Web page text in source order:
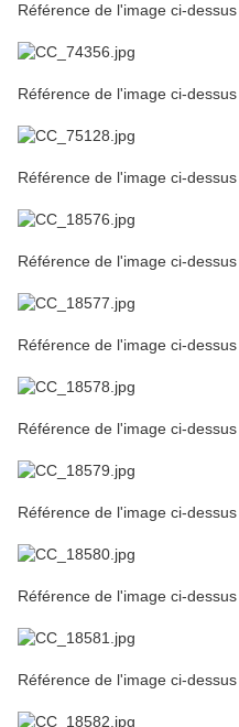
Référence de l'image ci-
Référence de l'image ci-
Référence de l'image ci-
Référence de l'image ci-
Référence de l'image ci-
Référence de l'image ci-
Référence de l'image ci-
Référence de l'image ci-
Référence de l'image ci-